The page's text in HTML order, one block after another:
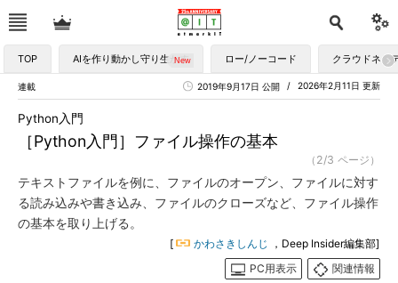
TOP AIを作り動かし守り生かす ロー/ノーコード クラウドネイ
連載 2026年2月11日 更新
2019年9月17日 公開
［Python入門］ファイル操作の基本
Python入門
（2/3 ページ）
テキストファイルを例に、ファイルのオープン、ファイルに対す
る読み込みや書き込み、ファイルのクローズなど、ファイル操作
の基本を取り上げる。
[ かわさきしんじ
，Deep Insider編集部]
PC用表示
関連情報